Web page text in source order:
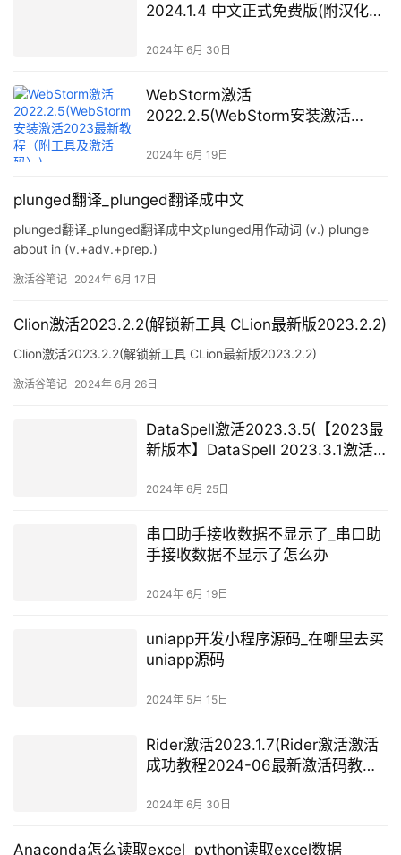
2024.1.4 中文正式免费版(附汉化补
2024年 6月 30日
WebStorm激活
2022.2.5(WebStorm安装激活
2024年 6月 19日
plunged翻译_plunged翻译成中文
plunged翻译_plunged翻译成中文plunged用作动词 (v.) plunge
about in (v.+adv.+prep.)
激活谷笔记 2024年 6月 17日
Clion激活2023.2.2(解锁新工具 CLion最新版2023.2.2)
Clion激活2023.2.2(解锁新工具 CLion最新版2023.2.2)
激活谷笔记 2024年 6月 26日
DataSpell激活2023.3.5(【2023最
新版本】DataSpell 2023.3.1激活
具+激活码）)
2024年 6月 25日
串口助手接收数据不显示了_串口助
手接收数据不显示了怎么办
2024年 6月 19日
uniapp开发小程序源码_在哪里去买
uniapp源码
2024年 5月 15日
Rider激活2023.1.7(Rider激活激活
成功教程2024-06最新激活码教程
2024年 6月 30日
Anaconda怎么读取excel_python读取excel数据